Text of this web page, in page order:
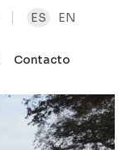
ES EN
Contacto